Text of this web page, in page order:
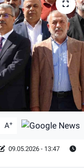
A+
09.05.2026 - 13:47